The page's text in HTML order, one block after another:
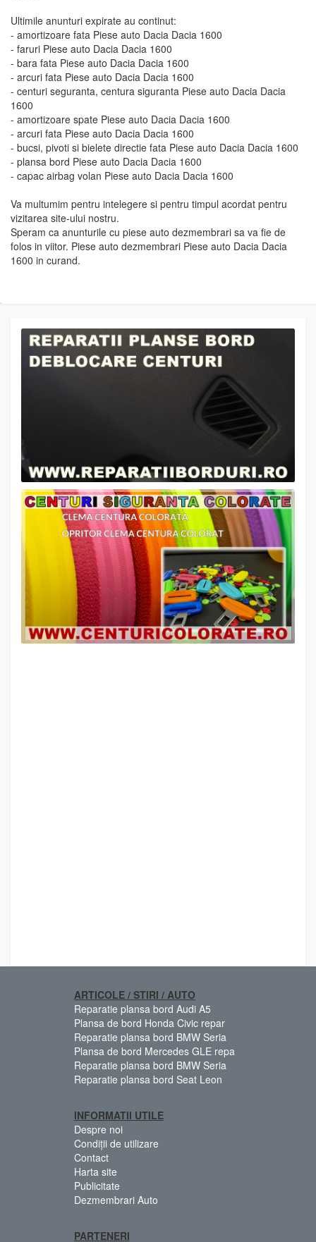
Ultimile anunturi expirate au continut:
- amortizoare fata Piese auto Dacia Dacia 1600
- faruri Piese auto Dacia Dacia 1600
- bara fata Piese auto Dacia Dacia 1600
- arcuri fata Piese auto Dacia Dacia 1600
- centuri seguranta, centura siguranta Piese auto Dacia Dacia
1600
- amortizoare spate Piese auto Dacia Dacia 1600
- arcuri fata Piese auto Dacia Dacia 1600
- bucsi, pivoti si bielete directie fata Piese auto Dacia Dacia 1600
- plansa bord Piese auto Dacia Dacia 1600
- capac airbag volan Piese auto Dacia Dacia 1600
Va multumim pentru intelegere si pentru timpul acordat pentru
vizitarea site-ului nostru.
Speram ca anunturile cu piese auto dezmembrari sa va fie de
folos in viitor. Piese auto dezmembrari Piese auto Dacia Dacia
1600 in curand.
ARTICOLE / STIRI / AUTO
Reparatie plansa bord Audi A5
Plansa de bord Honda Civic repar
Reparatie plansa bord BMW Seria
Plansa de bord Mercedes GLE repa
Reparatie plansa bord BMW Seria
Reparatie plansa bord Seat Leon
INFORMATII UTILE
Despre noi
Condiții de utilizare
Contact
Harta site
Publicitate
Dezmembrari Auto
PARTENERI